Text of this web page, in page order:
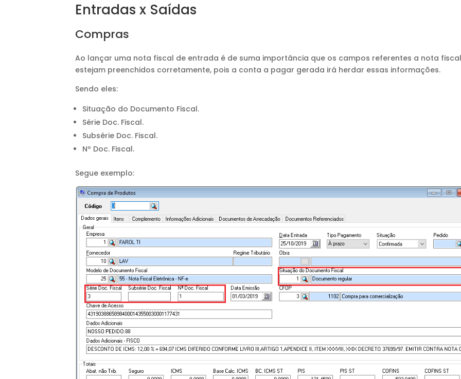
Entradas x Saídas
Compras
Ao lançar uma nota fiscal de entrada é de suma importância que os campos referentes a nota
estejam preenchidos corretamente, pois a conta a pagar gerada irá herdar essas informações.
Sendo eles:
Situação do Documento Fiscal.
Série Doc. Fiscal.
Subsérie Doc. Fiscal.
Nº Doc. Fiscal.
Segue exemplo: